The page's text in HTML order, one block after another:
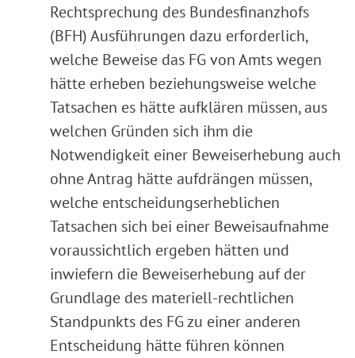
Rechtsprechung des Bundesfinanzhofs
(BFH) Ausführungen dazu erforderlich,
welche Beweise das FG von Amts wegen
hätte erheben beziehungsweise welche
Tatsachen es hätte aufklären müssen, aus
welchen Gründen sich ihm die
Notwendigkeit einer Beweiserhebung auch
ohne Antrag hätte aufdrängen müssen,
welche entscheidungserheblichen
Tatsachen sich bei einer Beweisaufnahme
voraussichtlich ergeben hätten und
inwiefern die Beweiserhebung auf der
Grundlage des materiell-rechtlichen
Standpunkts des FG zu einer anderen
Entscheidung hätte führen können